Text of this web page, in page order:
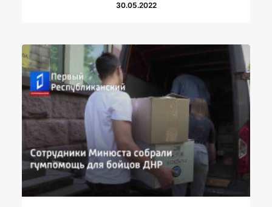
30.05.2022